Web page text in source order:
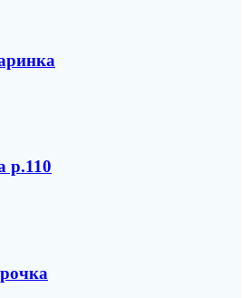
р.110